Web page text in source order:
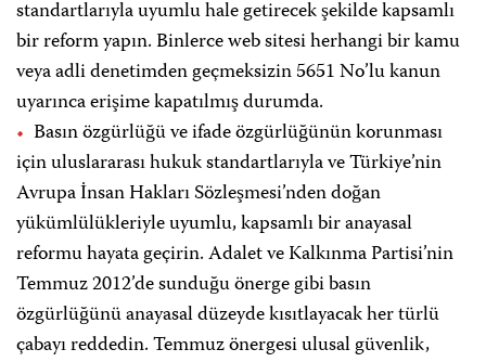
standartlarıyla uyumlu hale getirecek şekilde kapsamlı
bir reform yapın. Binlerce web sitesi herhangi bir kamu
veya adli denetimden geçmeksizin 5651 No’lu kanun
uyarınca erişime kapatılmış durumda.
Basın özgürlüğü ve ifade özgürlüğünün korunması
için uluslararası hukuk standartlarıyla ve Türkiye’nin
Avrupa İnsan Hakları Sözleşmesi’nden doğan
yükümlülükleriyle uyumlu, kapsamlı bir anayasal
reformu hayata geçirin. Adalet ve Kalkınma Partisi’nin
Temmuz 2012’de sunduğu önerge gibi basın
özgürlüğünü anayasal düzeyde kısıtlayacak her türlü
çabayı reddedin. Temmuz önergesi ulusal güvenlik,